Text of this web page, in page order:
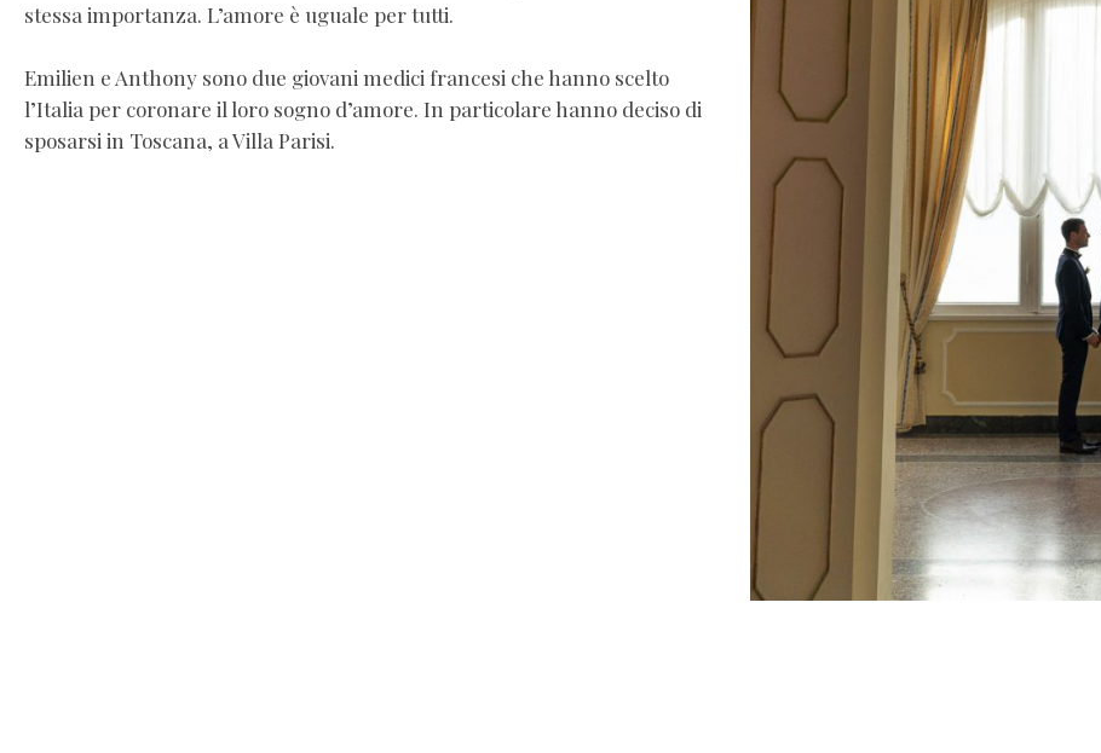
stessa importanza. L’amore è uguale per tutti.
Emilien e Anthony sono due giovani medici francesi che hanno scelto
l’Italia per coronare il loro sogno d’amore. In particolare hanno deciso di
sposarsi in Toscana, a Villa Parisi.